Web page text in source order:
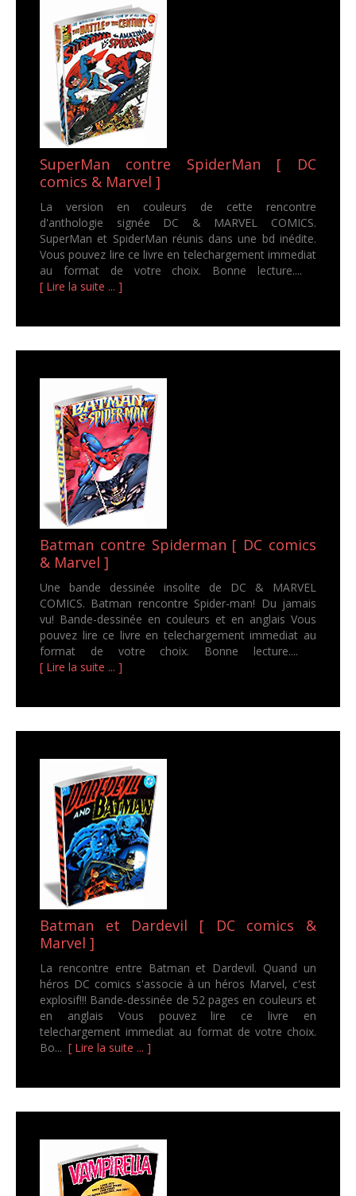
SuperMan contre SpiderMan [ DC
comics & Marvel ]
La version en couleurs de cette rencontre
d'anthologie signée DC & MARVEL COMICS.
SuperMan et SpiderMan réunis dans une bd inédite.
Vous pouvez lire ce livre en telechargement immediat
au format de votre choix. Bonne lecture....
[ Lire la suite ... ]
Batman contre Spiderman [ DC comics
& Marvel ]
Une bande dessinée insolite de DC & MARVEL
COMICS. Batman rencontre Spider-man! Du jamais
vu! Bande-dessinée en couleurs et en anglais Vous
pouvez lire ce livre en telechargement immediat au
format de votre choix. Bonne lecture....
[ Lire la suite ... ]
Batman et Dardevil [ DC comics &
Marvel ]
La rencontre entre Batman et Dardevil. Quand un
héros DC comics s'associe à un héros Marvel, c'est
explosif!!! Bande-dessinée de 52 pages en couleurs et
en anglais Vous pouvez lire ce livre en
telechargement immediat au format de votre choix.
Bo... [ Lire la suite ... ]